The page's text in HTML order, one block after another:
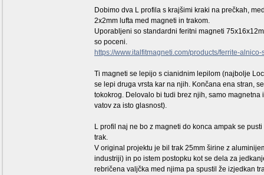
Dobimo dva L profila s krajšimi kraki na prečkah,
2x2mm lufta med magneti in trakom.
Uporabljeni so standardni feritni magneti
so poceni.
https://www.italfitmagneti.com/products/ferrite-
Ti magneti se lepijo s cianidnim lepilom (najbolje
se lepi druga vrsta kar na njih. Končana ena stran,
tokokrog. Delovalo bi tudi brez njih, samo
vatov za isto glasnost).
L profil naj ne bo z magneti do konca ampak se
trak.
V original projektu je bil trak 25mm širine z
industriji) in po istem postopku kot se dela za
rebričena valjčka med njima pa spustil že izjedkan